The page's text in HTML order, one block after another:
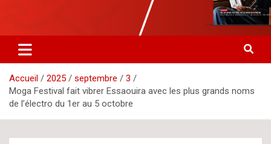
Accueil 2025 septembre
3
Moga Festival fait vibrer Essaouira avec les plus grands noms
de l’électro du 1er au 5 octobre